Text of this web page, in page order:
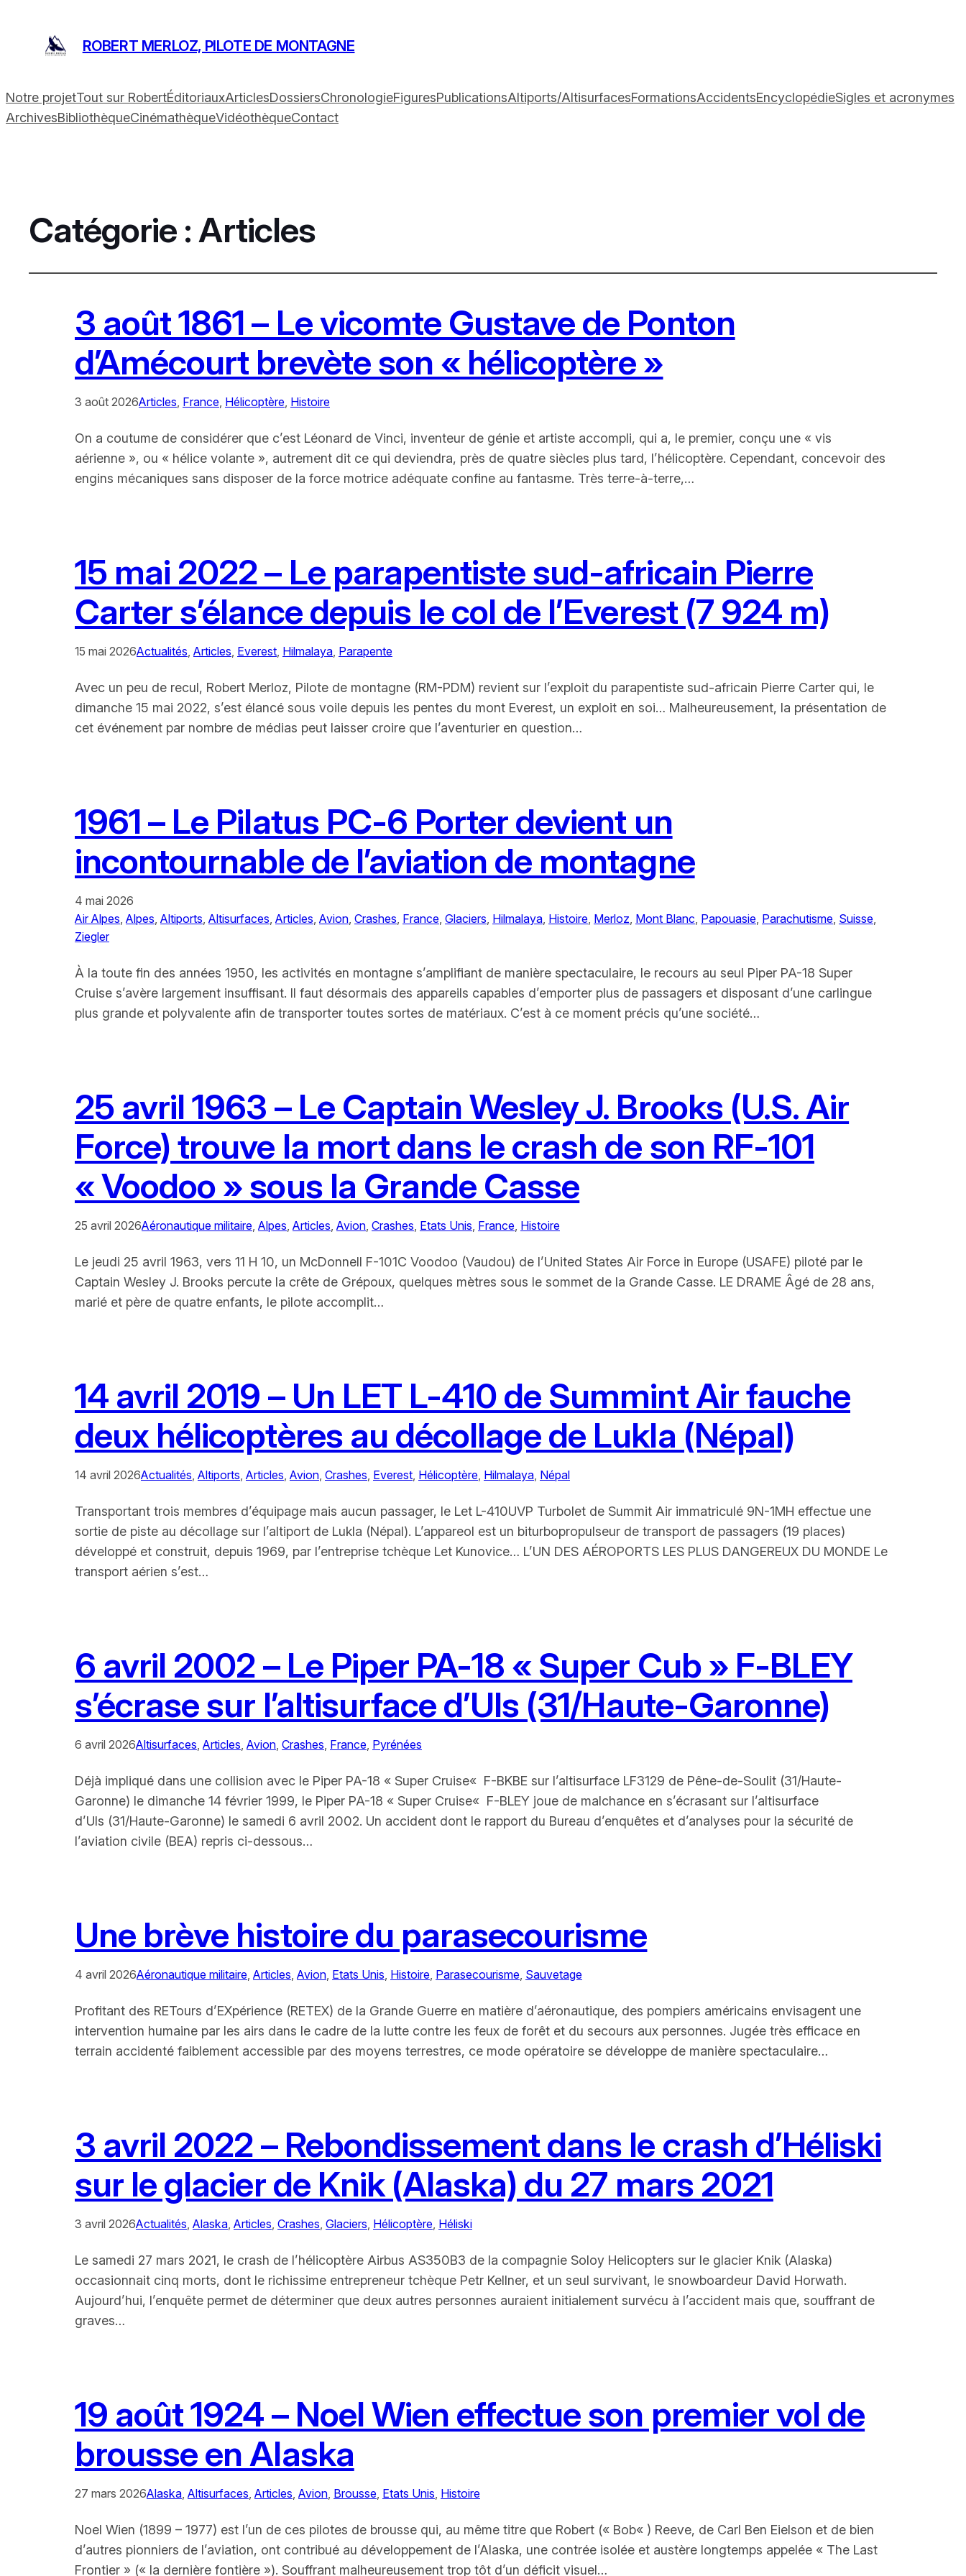
ROBERT MERLOZ, PILOTE DE MONTAGNE
Notre projetTout sur RobertÉditoriauxArticlesDossiersChronologieFiguresPublicationsAltiports/AltisurfacesFormationsAccidentsEncyclopédieSigles et acronymes
ArchivesBibliothèqueCinémathèqueVidéothèqueContact
Catégorie :Articles
3 août 1861 – Le vicomte Gustave de Ponton
d’Amécourt brevète son « hélicoptère »
3 août 2026Articles, France, Hélicoptère, Histoire
On a coutume de considérer que c’est Léonard de Vinci, inventeur de génie et artiste accompli, qui a, le premier, conçu une « vis
aérienne », ou « hélice volante », autrement dit ce qui deviendra, près de quatre siècles plus tard, l’hélicoptère. Cependant, concevoir des
engins mécaniques sans disposer de la force motrice adéquate confine au fantasme. Très terre-à-terre,…
15 mai 2022 – Le parapentiste sud-africain Pierre
Carter s’élance depuis le col de l’Everest (7 924 m)
15 mai 2026Actualités, Articles, Everest, Hilmalaya, Parapente
Avec un peu de recul, Robert Merloz, Pilote de montagne (RM-PDM) revient sur l’exploit du parapentiste sud-africain Pierre Carter qui, le
dimanche 15 mai 2022, s’est élancé sous voile depuis les pentes du mont Everest, un exploit en soi… Malheureusement, la présentation de
cet événement par nombre de médias peut laisser croire que l’aventurier en question…
1961 – Le Pilatus PC-6 Porter devient un
incontournable de l’aviation de montagne
4 mai 2026
Air Alpes, Alpes, Altiports, Altisurfaces, Articles, Avion, Crashes, France, Glaciers, Hilmalaya, Histoire, Merloz, Mont Blanc, Papouasie, Parachutisme, Suisse
Ziegler
À la toute fin des années 1950, les activités en montagne s’amplifiant de manière spectaculaire, le recours au seul Piper PA-18 Super
Cruise s’avère largement insuffisant. Il faut désormais des appareils capables d’emporter plus de passagers et disposant d’une carlingue
plus grande et polyvalente afin de transporter toutes sortes de matériaux. C’est à ce moment précis qu’une société…
25 avril 1963 – Le Captain Wesley J. Brooks (U.S. Air
Force) trouve la mort dans le crash de son RF-101
« Voodoo » sous la Grande Casse
25 avril 2026Aéronautique militaire, Alpes, Articles, Avion, Crashes, Etats Unis, France, Histoire
Le jeudi 25 avril 1963, vers 11 H 10, un McDonnell F-101C Voodoo (Vaudou) de l’United States Air Force in Europe (USAFE) piloté par le
Captain Wesley J. Brooks percute la crête de Grépoux, quelques mètres sous le sommet de la Grande Casse. LE DRAME Âgé de 28 ans,
marié et père de quatre enfants, le pilote accomplit…
14 avril 2019 – Un LET L-410 de Summint Air fauche
deux hélicoptères au décollage de Lukla (Népal)
14 avril 2026Actualités, Altiports, Articles, Avion, Crashes, Everest, Hélicoptère, Hilmalaya, Népal
Transportant trois membres d’équipage mais aucun passager, le Let L-410UVP Turbolet de Summit Air immatriculé 9N-1MH effectue une
sortie de piste au décollage sur l’altiport de Lukla (Népal). L’appareol est un biturbopropulseur de transport de passagers (19 places)
développé et construit, depuis 1969, par l’entreprise tchèque Let Kunovice… L’UN DES AÉROPORTS LES PLUS DANGEREUX DU MONDE Le
transport aérien s’est…
6 avril 2002 – Le Piper PA-18 « Super Cub » F-BLEY
s’écrase sur l’altisurface d’Uls (31/Haute-Garonne)
6 avril 2026Altisurfaces, Articles, Avion, Crashes, France, Pyrénées
Déjà impliqué dans une collision avec le Piper PA-18 « Super Cruise« F-BKBE sur l’altisurface LF3129 de Pêne-de-Soulit (31/Haute-
Garonne) le dimanche 14 février 1999, le Piper PA-18 « Super Cruise« F-BLEY joue de malchance en s’écrasant sur l’altisurface
d’Uls (31/Haute-Garonne) le samedi 6 avril 2002. Un accident dont le rapport du Bureau d’enquêtes et d’analyses pour la sécurité de
l’aviation civile (BEA) repris ci-dessous…
Une brève histoire du parasecourisme
4 avril 2026Aéronautique militaire, Articles, Avion, Etats Unis, Histoire, Parasecourisme, Sauvetage
Profitant des RETours d’EXpérience (RETEX) de la Grande Guerre en matière d’aéronautique, des pompiers américains envisagent une
intervention humaine par les airs dans le cadre de la lutte contre les feux de forêt et du secours aux personnes. Jugée très efficace en
terrain accidenté faiblement accessible par des moyens terrestres, ce mode opératoire se développe de manière spectaculaire…
3 avril 2022 – Rebondissement dans le crash d’Héliski
sur le glacier de Knik (Alaska) du 27 mars 2021
3 avril 2026Actualités, Alaska, Articles, Crashes, Glaciers, Hélicoptère, Héliski
Le samedi 27 mars 2021, le crash de l’hélicoptère Airbus AS350B3 de la compagnie Soloy Helicopters sur le glacier Knik (Alaska)
occasionnait cinq morts, dont le richissime entrepreneur tchèque Petr Kellner, et un seul survivant, le snowboardeur David Horwath.
Aujourd’hui, l’enquête permet de déterminer que deux autres personnes auraient initialement survécu à l’accident mais que, souffrant de
graves…
19 août 1924 – Noel Wien effectue son premier vol de
brousse en Alaska
27 mars 2026Alaska, Altisurfaces, Articles, Avion, Brousse, Etats Unis, Histoire
Noel Wien (1899 – 1977) est l’un de ces pilotes de brousse qui, au même titre que Robert (« Bob« ) Reeve, de Carl Ben Eielson et de bien
d’autres pionniers de l’aviation, ont contribué au développement de l’Alaska, une contrée isolée et austère longtemps appelée « The Last
Frontier » (« la dernière fontière »). Souffrant malheureusement trop tôt d’un déficit visuel…